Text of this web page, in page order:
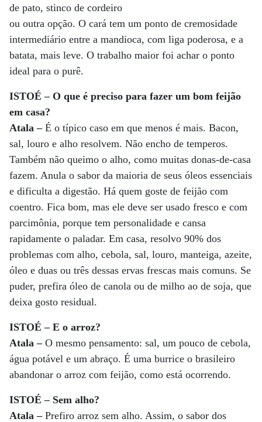
de pato, stinco de cordeiro
ou outra opção. O cará tem um ponto de cremosidade
intermediário entre a mandioca, com liga poderosa, e a
batata, mais leve. O trabalho maior foi achar o ponto
ideal para o purê.
ISTOÉ – O que é preciso para fazer um bom feijão
em casa?
Atala – É o típico caso em que menos é mais. Bacon,
sal, louro e alho resolvem. Não encho de temperos.
Também não queimo o alho, como muitas donas-de-casa
fazem. Anula o sabor da maioria de seus óleos essenciais
e dificulta a digestão. Há quem goste de feijão com
coentro. Fica bom, mas ele deve ser usado fresco e com
parcimônia, porque tem personalidade e cansa
rapidamente o paladar. Em casa, resolvo 90% dos
problemas com alho, cebola, sal, louro, manteiga, azeite,
óleo e duas ou três dessas ervas frescas mais comuns. Se
puder, prefira óleo de canola ou de milho ao de soja, que
deixa gosto residual.
ISTOÉ – E o arroz?
Atala –O mesmo pensamento: sal, um pouco de cebola,
água potável e um abraço. É uma burrice o brasileiro
abandonar o arroz com feijão, como está ocorrendo.
ISTOÉ – Sem alho?
Atala –Prefiro arroz sem alho. Assim, o sabor dos